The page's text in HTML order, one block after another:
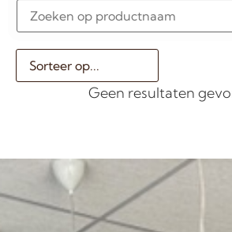
Geen resultaten